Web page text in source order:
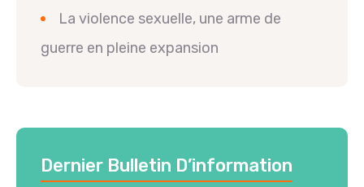
La violence sexuelle, une arme de
guerre en pleine expansion
Dernier Bulletin D’information